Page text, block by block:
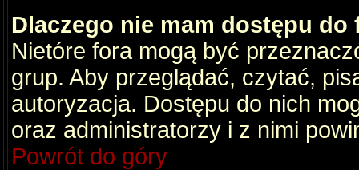
Dlaczego nie mam dostępu do
Nietóre fora mogą być
grup. Aby przeglądać, czytać,
autoryzacja. Dostępu do nich
oraz administratorzy i z nimi
Powrót do góry